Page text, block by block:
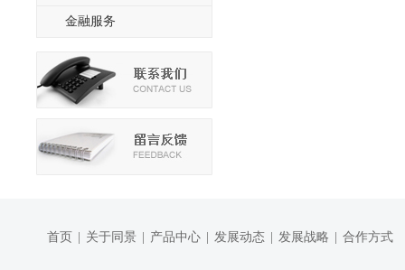
金融服务
首页 关于同景 产品中心 发展动态 发展战略 合作方式